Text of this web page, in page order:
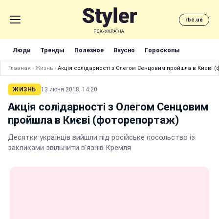
rbc.ua
Люди Тренды Полезное Вкусно Гороскопы
Главная › Жизнь › Акція солідарності з Олегом Сенцовим пройшла в Києві
ЖИЗНЬ 13 июня 2018, 14:20
Акція солідарності з Олегом Сенцовим
пройшла в Києві (фоторепортаж)
Десятки українців вийшли під російське посольство із
закликами звільнити в'язнів Кремля